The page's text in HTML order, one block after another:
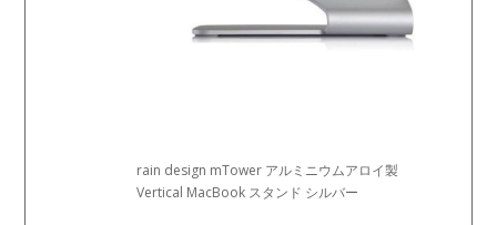
rain design mTower アルミニウムアロイ製
Vertical MacBook スタンド シルバー